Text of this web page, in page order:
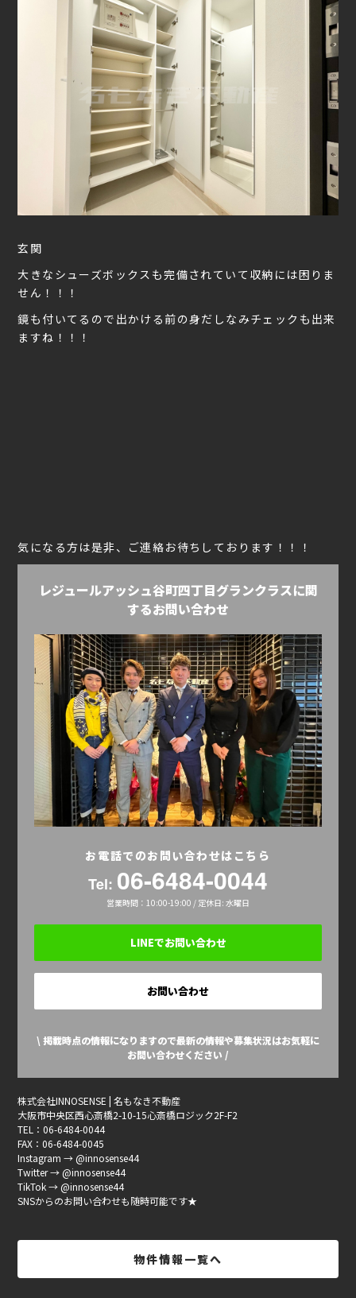
玄関
大きなシューズボックスも完備されていて収納には困りま
せん！！！
鏡も付いてるので出かける前の身だしなみチェックも出来
ますね！！！
気になる方は是非、ご連絡お待ちしております！！！
レジュールアッシュ谷町四丁目グランクラスに関
するお問い合わせ
お電話でのお問い合わせはこちら
Tel: 06-6484-0044
営業時間：10:00-19:00 / 定休日: 水曜日
LINEでお問い合わせ
お問い合わせ
\ 掲載時点の情報になりますので最新の情報や募集状況はお気軽に
お問い合わせください /
株式会社INNOSENSE | 名もなき不動産
大阪市中央区西心斎橋2-10-15心斎橋ロジック2F-F2
TEL：06-6484-0044
FAX：06-6484-0045
Instagram → @innosense44
Twitter → @innosense44
TikTok → @innosense44
SNSからのお問い合わせも随時可能です★
物件情報一覧へ